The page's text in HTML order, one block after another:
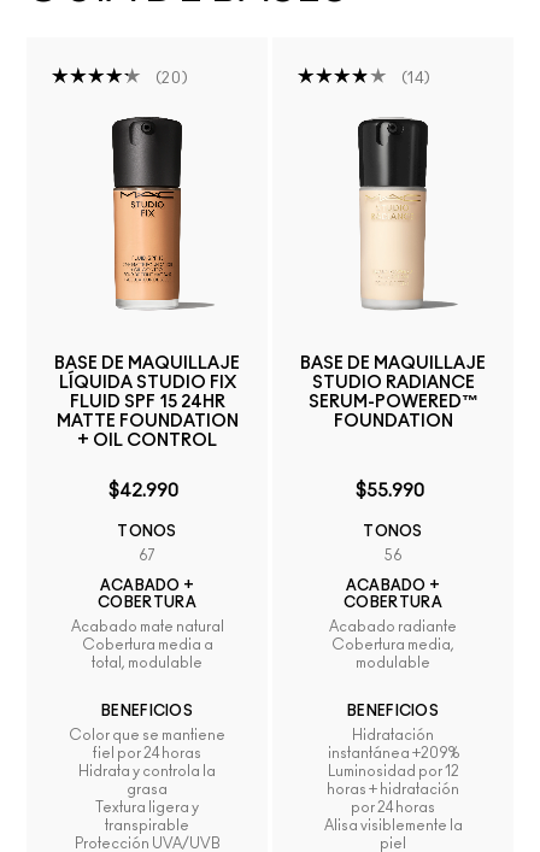
20
BASE DE MAQUILLAJE
LÍQUIDA STUDIO FIX
FLUID SPF 15 24HR
MATTE FOUNDATION
+ OIL CONTROL
$42.990
TONOS
67
ACABADO +
COBERTURA
Acabado mate natural
Cobertura media a
total, modulable
BENEFICIOS
Color que se mantiene
fiel por 24 horas
Hidrata y controla la
grasa
Textura ligera y
transpirable
Protección UVA/UVB
14
BASE DE MAQUILLAJE
STUDIO RADIANCE
SERUM-POWERED™
FOUNDATION
$55.990
TONOS
56
ACABADO +
COBERTURA
Acabado radiante
Cobertura media,
modulable
BENEFICIOS
Hidratación
instantánea +209%
Luminosidad por 12
horas + hidratación
por 24 horas
Alisa visiblemente la
piel